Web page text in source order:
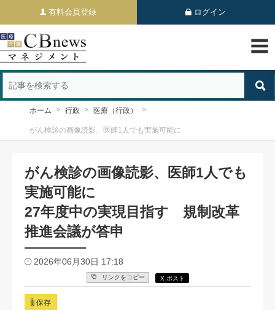
有料会員登録 ログイン
ホーム 行政 医療（行政）
がん検診の画像読影、医師1人でも実施可能に
がん検診の画像読影、医師1人でも
実施可能に
27年度中の実現目指す 規制改革
推進会議が答申
2026年06月30日 17:18
リンクをコピー X ポスト
保存